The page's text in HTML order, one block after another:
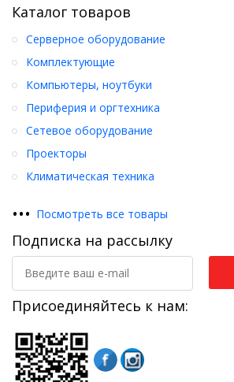
Каталог товаров
Серверное оборудование
Комплектующие
Компьютеры, ноутбуки
Периферия и оргтехника
Сетевое оборудование
Проекторы
Климатическая техника
••• Посмотреть все товары
Подписка на рассылку
Присоединяйтесь к нам: